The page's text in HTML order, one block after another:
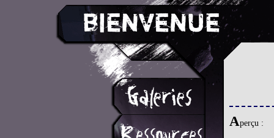
Aperçu :